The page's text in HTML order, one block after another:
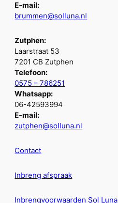
E-mail:
brummen@solluna.nl
Zutphen:
Laarstraat 53
7201 CB Zutphen
Telefoon:
0575 – 786251
Whatsapp:
06-42593994
E-mail:
zutphen@solluna.nl
Contact
Inbreng afspraak
Inbrengvoorwaarden Sol Luna